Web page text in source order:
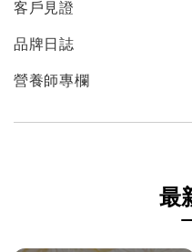
客戶見證
品牌日誌
營養師專欄
最